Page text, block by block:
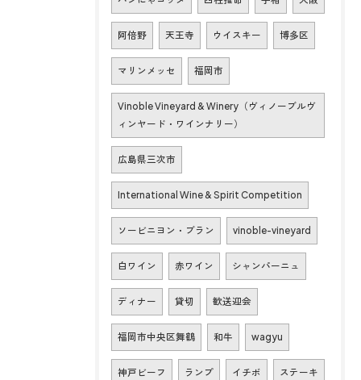
阿倍野 天王寺 ウイスキー 博多区
マリンメッセ 福岡市
Vinoble Vineyard & Winery（ヴィノーブルヴ
ィンヤード・ワインナリー）
広島県三次市
International Wine & Spirit Competition
ソービニヨン・ブラン vinoble-vineyard
白ワイン 赤ワイン シャンパーニュ
ディナー 貸切 歓送迎会
福岡市中央区舞鶴 和牛 wagyu
神戸ビーフ ランプ イチボ ステーキ